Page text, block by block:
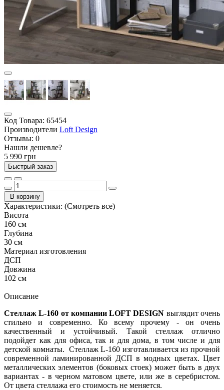
Код Товара: 65454
Производители Loft Design
Отзывы: 0
Нашли дешевле?
5 990 грн
Быстрый заказ
В корзину
Характеристики: (Смотреть все)
Висота
160 см
Глубина
30 см
Материал изготовления
ДСП
Довжина
102 см
Описание
Стеллаж L-160 от компании LOFT DESIGN выглядит очень
стильно и современно. Ко всему прочему - он очень
качественный и устойчивый. Такой стеллаж отлично
подойдет как для офиса, так и для дома, в том числе и для
детской комнаты. Стеллаж L-160 изготавливается из прочной
современной ламинированной ДСП в модных цветах. Цвет
металлических элементов (боковых стоек) может быть в двух
вариантах - в черном матовом цвете, или же в серебристом.
От цвета стеллажа его стоимость не меняется.